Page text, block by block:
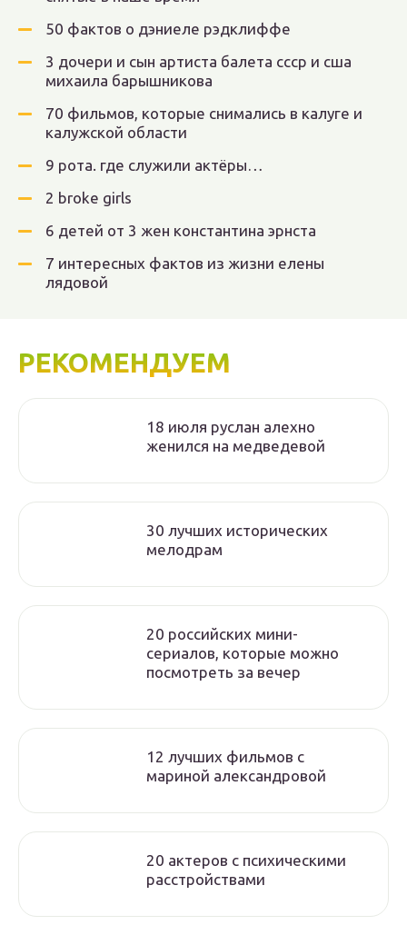
50 фактов о дэниеле рэдклиффе
3 дочери и сын артиста балета ссср и сша
михаила барышникова
70 фильмов, которые снимались в калуге и
калужской области
9 рота. где служили актёры…
2 broke girls
6 детей от 3 жен константина эрнста
7 интересных фактов из жизни елены
лядовой
РЕКОМЕНДУЕМ
18 июля руслан алехно
женился на медведевой
30 лучших исторических
мелодрам
20 российских мини-
сериалов, которые можно
посмотреть за вечер
12 лучших фильмов с
мариной александровой
20 актеров с психическими
расстройствами